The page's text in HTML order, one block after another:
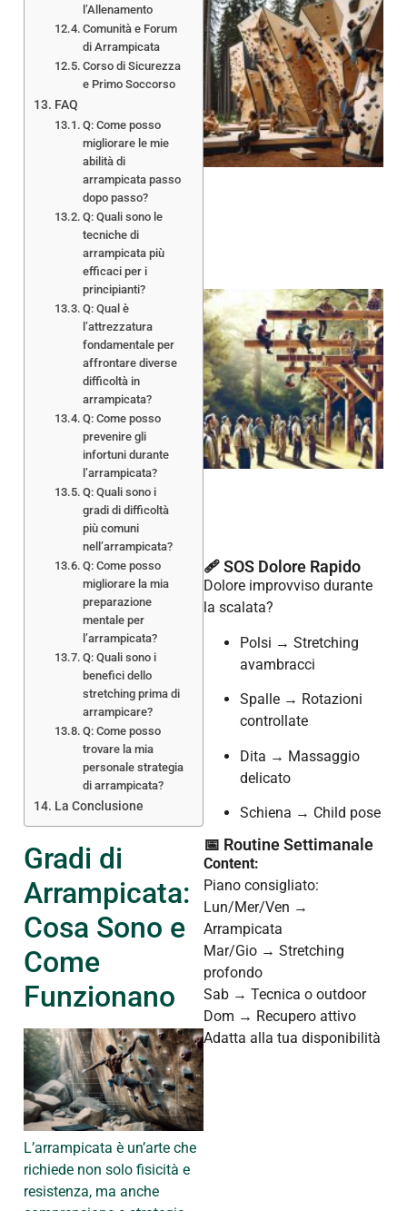
l’Allenamento
Comunità e Forum
di Arrampicata
Corso di Sicurezza
e Primo Soccorso
FAQ
Q: Come posso
migliorare le mie
abilità di
arrampicata passo
dopo passo?
Q: Quali sono le
tecniche di
arrampicata più
efficaci per i
principianti?
Q: Qual è
l’attrezzatura
fondamentale per
affrontare diverse
difficoltà in
arrampicata?
Q: Come posso
prevenire gli
infortuni durante
l’arrampicata?
Q: Quali sono i
gradi di difficoltà
più comuni
nell’arrampicata?
Q: Come posso
migliorare la mia
preparazione
mentale per
l’arrampicata?
Q: Quali sono i
benefici dello
stretching prima di
arrampicare?
Q: Come posso
trovare la mia
personale strategia
di arrampicata?
La Conclusione
Gradi di
Arrampicata:
Cosa Sono e
Come
Funzionano
L’arrampicata è un’arte che
richiede non solo fisicità e
resistenza, ma anche
🩹 SOS Dolore Rapido
Dolore improvviso durante
la scalata?
Polsi → Stretching
avambracci
Spalle → Rotazioni
controllate
Dita → Massaggio
delicato
Schiena → Child pose
📅 Routine Settimanale
Content:
Piano consigliato:
Lun/Mer/Ven →
Arrampicata
Mar/Gio → Stretching
profondo
Sab → Tecnica o outdoor
Dom → Recupero attivo
Adatta alla tua disponibilità